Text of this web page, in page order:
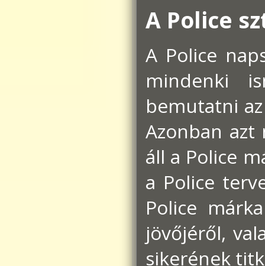
A Police
A Police
mindenki
bemutatni
Azonban
áll a Police
a Police
Police
jövőjéről,
sikerének